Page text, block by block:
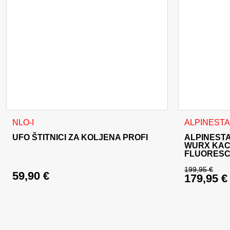
NLO-I
UFO ŠTITNICI ZA KOLJENA PROFI
59,90 €
WURX
199,95€
Izvorna
179,95 €
Ovaj